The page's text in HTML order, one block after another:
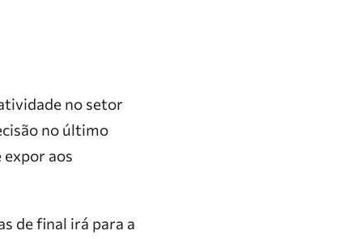
no setor
no último
expor aos
de final irá para a